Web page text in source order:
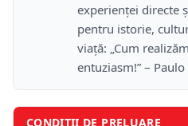
experienței directe
pentru istorie,
viață: „Cum
entuziasm!” –
CONDIȚII DE PRELUARE